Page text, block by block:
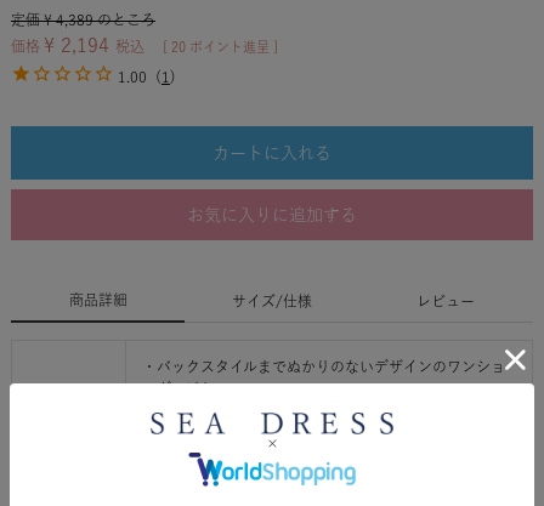
定価 ¥ 4,389 のところ
価格 ¥ 2,194 税込 20 ポイント進呈 ]
1.00 ( 1 )
カートに入れる
お気に入りに追加する
商品詳細 サイズ/仕様 レビュー
・バックスタイルまでぬかりのないデザインのワンショ
伸縮性が良く柔らかい風合いで着水可能なウォッシャブ
ルレーヨンのリ・ブ素材を使用。
・ハイウエストショーツとのバランスにこだわったワン
ショルダーのブラは、パッド付きショートトップスとし